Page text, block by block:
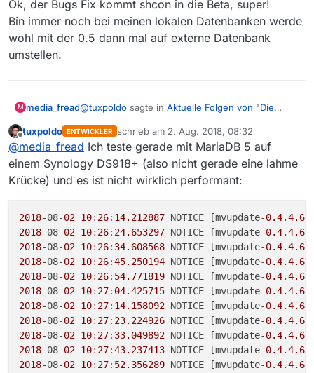
Ok, der Bugs Fix kommt shcon in die Beta, super!
Bin immer noch bei meinen lokalen Datenbanken werde
wohl mit der 0.5 dann mal auf externe Datenbank
umstellen.
M media_fread@tuxpoldo sagte in Aktuelle Folgen von "Die
Ich teste gerade die neue Version noch mit
externen SQL Datenbanken. Spätestens
heute Abend lege ich sie ins Beta-
Repository rein…
Ok, der Bugs Fix kommt shcon in die Beta, super!
Bin immer noch bei meinen lokalen Datenbanken
Offline
tuxpoldo ENTWICKLER schrieb am 2. Aug. 2018, 08:32
zuletzt editiert von
@media_fread Ich teste gerade mit MariaDB 5 auf
einem Synology DS918+ (also nicht gerade eine lahme
Krücke) und es ist nicht wirklich performant:
2018-08-02 10: 26: 14.212887 NOTICE [mvupdate-0.4.4.6
2018-08-02 10: 26: 24.653297 NOTICE [mvupdate-0.4.4.6
2018-08-02 10: 26: 34.608568 NOTICE [mvupdate-0.4.4.6
2018-08-02 10: 26:45.250194 NOTICE [mvupdate-0.4.4.6
2018-08-02 10: 26: 54.771819 NOTICE [mvupdate-0.4.4.6
2018-08-02 10: 27: 04.425715 NOTICE [mvupdate-0.4.4.6
2018-08-02 10: 27: 14.158092 NOTICE [mvupdate-0.4.4.6
2018-08-02 10: 27: 23.224926 NOTICE [mvupdate-0.4.4.6
2018-08-02 10: 27: 33.049892 NOTICE [mvupdate-0.4.4.6
2018-08-02 10: 27:43.237413 NOTICE [mvupdate-0.4.4.6
2018-08-02 10: 27: 52.356289 NOTICE [mvupdate-0.4.4.6